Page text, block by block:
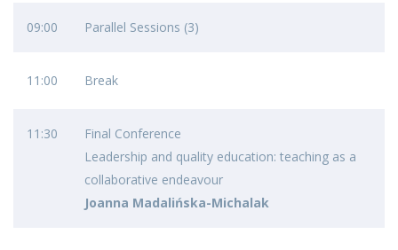
09:00 Parallel Sessions (3)
11:00 Break
11:30
Final Conference
Leadership and quality education: teaching as a
collaborative endeavour
Joanna Madalińska-Michalak